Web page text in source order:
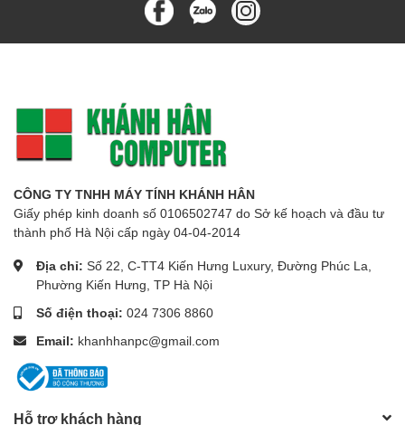
CÔNG TY TNHH MÁY TÍNH KHÁNH HÂN
Giấy phép kinh doanh số 0106502747 do Sở kế hoạch và đầu tư
thành phố Hà Nội cấp ngày 04-04-2014
Địa chỉ: Số 22, C-TT4 Kiến Hưng Luxury, Đường Phúc La,
Phường Kiến Hưng, TP Hà Nội
Số điện thoại: 024 7306 8860
Email: khanhhanpc@gmail.com
Hỗ trợ khách hàng